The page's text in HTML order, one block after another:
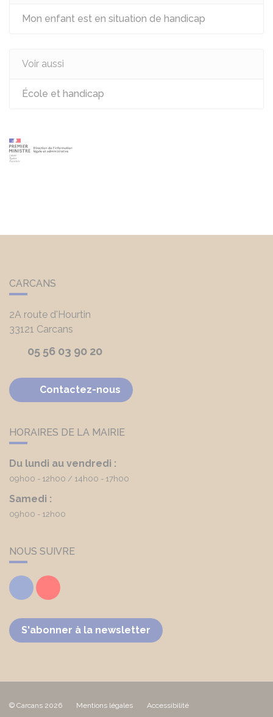
Mon enfant est en situation de handicap
Voir aussi
École et handicap
CARCANS
2A route d'Hourtin
33121 Carcans
05 56 03 90 20
Contactez-nous
HORAIRES DE LA MAIRIE
Du lundi au vendredi :
09h00 - 12h00 14h00 - 17h00
Samedi :
09h00 - 12h00
NOUS SUIVRE
FacebookYoutube
S'abonner à la newsletter
© Carcans 2026 Mentions légales
Accessibilité